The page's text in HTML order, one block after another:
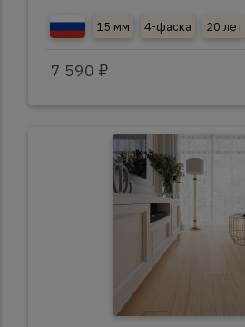
15 мм 4-фаска 20 лет
7 590 ₽